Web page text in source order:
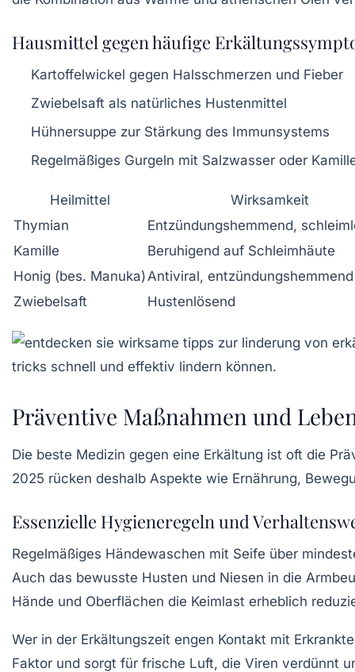
Hausmittel gegen häufige
Kartoffelwickel gegen Halsschmerzen und Fieber
Zwiebelsaft als natürliches Hustenmittel
Hühnersuppe zur Stärkung des Immunsystems
Regelmäßiges Gurgeln mit Salzwasser oder
Heilmittel
Wirksamkeit
Thymian
Entzündungshemmend,
Kamille
Beruhigend auf Schleimhäute
Honig (bes. Manuka) Antiviral, entzündungshemmend
Zwiebelsaft
Hustenlösend
Präventive Maßnahmen und
Die beste Medizin gegen eine Erkältung ist oft die
2025 rücken deshalb Aspekte wie Ernährung,
Essenzielle Hygieneregeln und
Regelmäßiges Händewaschen mit Seife über
Auch das bewusste Husten und Niesen in die
Hände und Oberflächen die Keimlast erheblich
Wer in der Erkältungszeit engen Kontakt mit
Faktor und sorgt für frische Luft, die Viren verdünnt